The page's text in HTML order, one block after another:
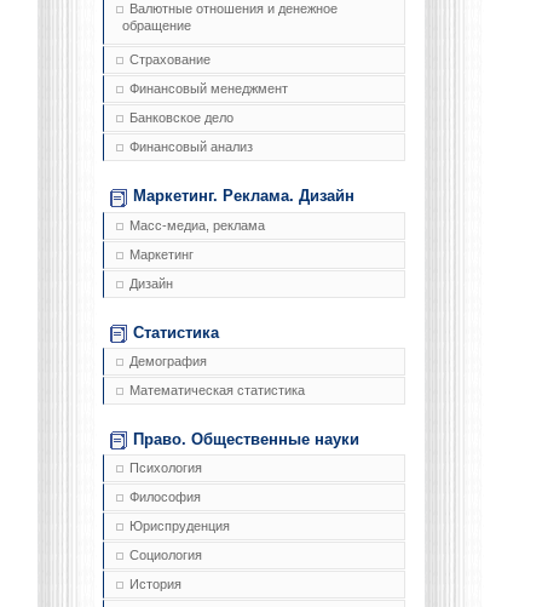
Валютные отношения и денежное
обращение
Страхование
Финансовый менеджмент
Банковское дело
Финансовый анализ
Маркетинг. Реклама. Дизайн
Масс-медиа, реклама
Маркетинг
Дизайн
Статистика
Демография
Математическая статистика
Право. Общественные науки
Психология
Философия
Юриспруденция
Социология
История